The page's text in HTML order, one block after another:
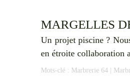
MARGELLES
Un projet piscine ?
en étroite collaboration
Mots-clé : Marbrerie 64 |